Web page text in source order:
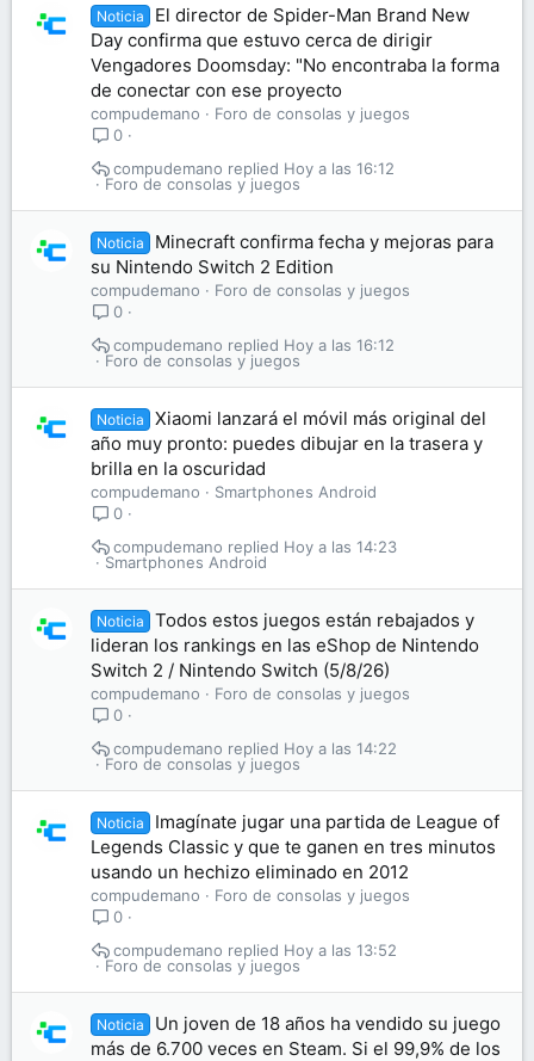
Noticia
El director de Spider-Man Brand New
Day confirma que estuvo cerca de dirigir
Vengadores Doomsday: "No encontraba la forma
de conectar con ese proyecto
compudemano
Foro de consolas y juegos
0
Foro de consolas y juegos
Hoy a las 16:12
compudemano
Noticia
Minecraft confirma fecha y mejoras para
su Nintendo Switch 2 Edition
compudemano
Foro de consolas y juegos
0
Foro de consolas y juegos
Hoy a las 16:12
compudemano
Noticia
Xiaomi lanzará el móvil más original del
año muy pronto: puedes dibujar en la trasera y
brilla en la oscuridad
compudemano
Smartphones Android
0
Smartphones Android
Hoy a las 14:23
compudemano
Noticia
Todos estos juegos están rebajados y
lideran los rankings en las eShop de Nintendo
Switch 2 / Nintendo Switch (5/8/26)
compudemano
Foro de consolas y juegos
0
Foro de consolas y juegos
Hoy a las 14:22
compudemano
Noticia
Imagínate jugar una partida de League of
Legends Classic y que te ganen en tres minutos
usando un hechizo eliminado en 2012
compudemano
Foro de consolas y juegos
0
Foro de consolas y juegos
Hoy a las 13:52
compudemano
Noticia
Un joven de 18 años ha vendido su juego
más de 6.700 veces en Steam. Si el 99,9% de los